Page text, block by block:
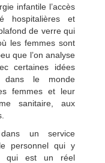
infantile l’accès
hospitalières et
de verre qui
les femmes sont
que l’on analyse
certaines idées
dans le monde
femmes et leur
sanitaire, aux
un service
personnel qui y
qui est un réel